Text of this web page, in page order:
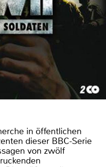
in öffentlichen
dieser BBC-Serie
von zwölf